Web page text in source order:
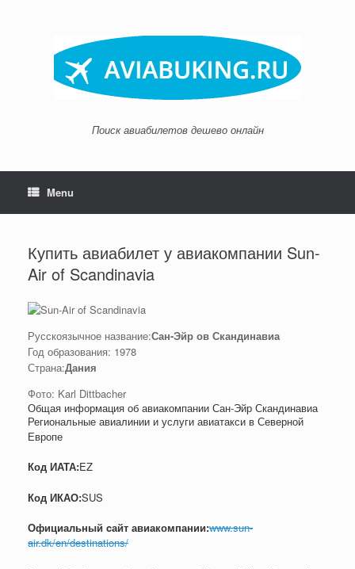
Поиск авиабилетов дешево онлайн
Menu
Купить авиабилет у авиакомпании Sun-
Air of Scandinavia
Русскоязычное название:Сан-Эйр ов Скандинавиа
Год образования: 1978
Страна:Дания
Фото: Karl Dittbacher
Общая информация об авиакомпании Сан-Эйр Скандинавиа
Региональные авиалинии и услуги авиатакси в Северной
Европе
Код ИАТА:EZ
Код ИКАО:SUS
Официальный cайт авиакомпании:www.sun-
air.dk/en/destinations/